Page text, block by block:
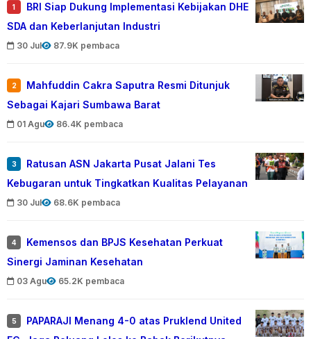
1
BRI Siap Dukung Implementasi Kebijakan DHE
SDA dan Keberlanjutan Industri
30 Jul 87.9K pembaca
2
Mahfuddin Cakra Saputra Resmi Ditunjuk
Sebagai Kajari Sumbawa Barat
01 Agu 86.4K pembaca
3
Ratusan ASN Jakarta Pusat Jalani Tes
Kebugaran untuk Tingkatkan Kualitas Pelayanan
30 Jul 68.6K pembaca
4
Kemensos dan BPJS Kesehatan Perkuat
Sinergi Jaminan Kesehatan
03 Agu 65.2K pembaca
5
PAPARAJI Menang 4-0 atas Pruklend United